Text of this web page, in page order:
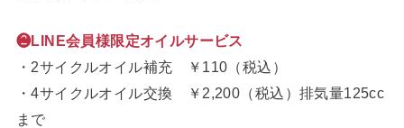
❷LINE会員様限定オイルサービス
・2サイクルオイル補充 ￥110（税込）
・4サイクルオイル交換 ￥2,200（税込）排気量125cc
まで